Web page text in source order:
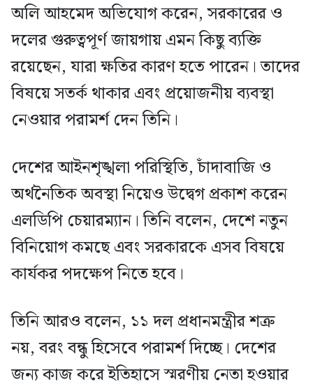
অলি আহমেদ অভিযোগ করেন, সরকারের ও
দলের গুরুত্বপূর্ণ জায়গায় এমন কিছু ব্যক্তি
রয়েছেন, যারা ক্ষতির কারণ হতে পারেন। তাদের
বিষয়ে সতর্ক থাকার এবং প্রয়োজনীয় ব্যবস্থা
নেওয়ার পরামর্শ দেন তিনি।
দেশের আইনশৃঙ্খলা পরিস্থিতি, চাঁদাবাজি ও
অর্থনৈতিক অবস্থা নিয়েও উদ্বেগ প্রকাশ করেন
এলডিপি চেয়ারম্যান। তিনি বলেন, দেশে নতুন
বিনিয়োগ কমছে এবং সরকারকে এসব বিষয়ে
কার্যকর পদক্ষেপ নিতে হবে।
তিনি আরও বলেন, ১১ দল প্রধানমন্ত্রীর শত্রু
নয়, বরং বন্ধু হিসেবে পরামর্শ দিচ্ছে। দেশের
জন্য কাজ করে ইতিহাসে স্মরণীয় নেতা হওয়ার